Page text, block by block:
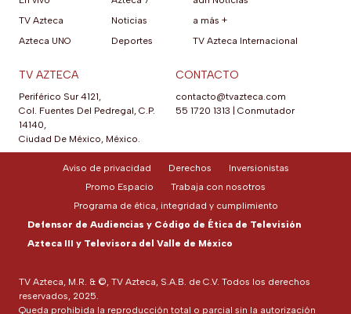
TV Azteca
Azteca UNO
Noticias
Deportes
a más +
TV Azteca Internacional
TV AZTECA
Periférico Sur 4121,
Col. Fuentes Del Pedregal, C.P.
14140,
Ciudad De México, México.
CONTACTO
contacto@tvazteca.com
55 1720 1313
Conmutador
TV Azteca, M.R. & ©, TV Azteca, S.A.B. de C.V. Todos los derechos
reservados, 2025.
Queda prohibida la reproducción total o parcial sin la autorización
Aviso de privacidad Derechos
Inversionistas
Promo Espacio
Trabaja con nosotros
Programa de ética, integridad y cumplimiento
Defensor de Audiencias y Código de Ética de Televisión
Azteca III y Televisora del Valle de México